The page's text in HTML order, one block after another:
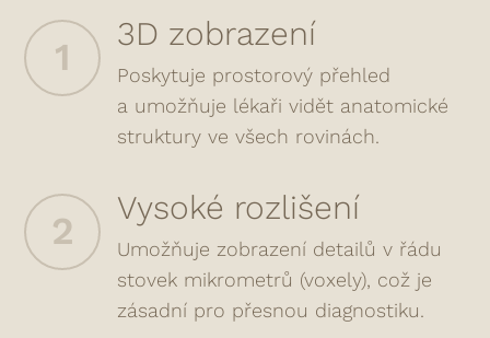
1
3D zobrazení
Poskytuje prostorový přehled
a umožňuje lékaři vidět anatomické
struktury ve všech rovinách.
2
Vysoké rozlišení
Umožňuje zobrazení detailů v řádu
stovek mikrometrů (voxely), což je
zásadní pro přesnou diagnostiku.